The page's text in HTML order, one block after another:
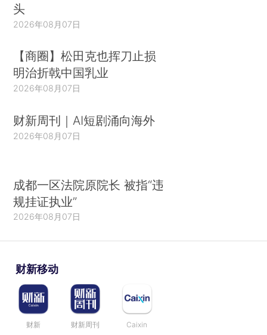
头
2026年08月07日
【商圈】松田克也挥刀止损
明治折戟中国乳业
2026年08月07日
财新周刊｜AI短剧涌向海外
2026年08月07日
成都一区法院原院长 被指“违
规挂证执业”
2026年08月07日
财新移动
财新 财新周刊 Caixin